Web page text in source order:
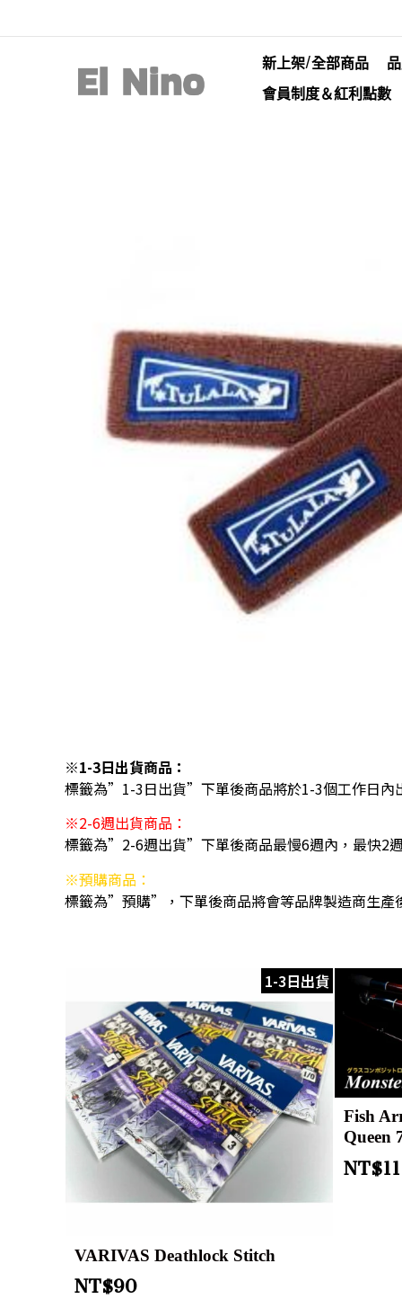
新上架/全部商品
會員制度＆紅利點數
※1-3日出貨商品：
標籤為”1-3日出貨”下單後商品將於1-3個工作日內
※2-6週出貨商品：
標籤為”2-6週出貨”下單後商品最慢6週內，最快2
※預購商品：
標籤為”預購”，下單後商品將會等品牌製造商生產
1-3日出貨
VARIVAS Deathlock Stitch
NT$90
Fish
Queen
NT$